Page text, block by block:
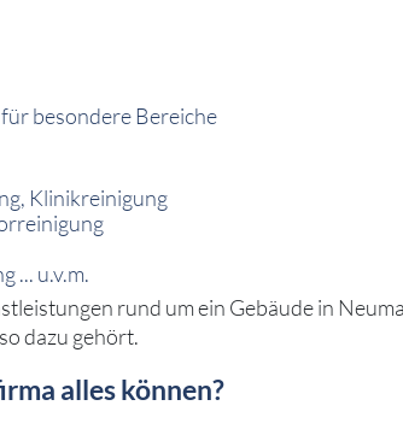
besondere Bereiche
Klinikreinigung
... u.v.m.
rund um ein Gebäude in
dazu gehört.
alles können?